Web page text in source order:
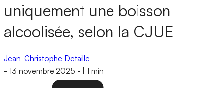
uniquement une boisson
alcoolisée, selon la CJUE
Jean-Christophe Detaille
- 13 novembre 2025 - 1 min